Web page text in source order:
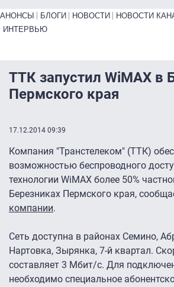
Primary links bottom
АНОНСЫ БЛОГИ НОВОСТИ НОВОСТИ
ИНТЕРВЬЮ
ТТК запустил WiMAX в
Пермского края
17.12.2014 09:39
Компания "Транстелеком" (ТТК)
возможностью беспроводного
технологии WiMAX более 50%
Березниках Пермского края,
компании.
Сеть доступна в районах Семино,
Нартовка, Зырянка, 7-й квартал.
составляет 3 Мбит/с. Для
необходимо специальное